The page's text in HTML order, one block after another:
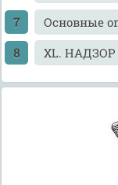
Ocновные
XL.